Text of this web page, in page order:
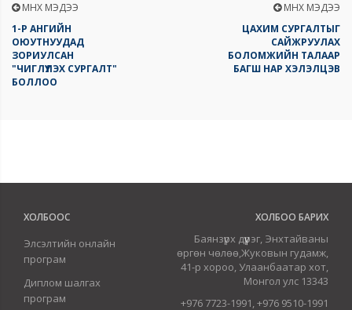
ӨМНӨХ МЭДЭЭ
1-Р АНГИЙН
ОЮУТНУУДАД
ЗОРИУЛСАН
"ЧИГЛҮҮЛЭХ СУРГАЛТ"
БОЛЛОО
ӨМНӨХ МЭДЭЭ
ЦАХИМ СУРГАЛТЫГ
САЙЖРУУЛАХ
БОЛОМЖИЙН ТАЛААР
БАГШ НАР ХЭЛЭЛЦЭВ
ХОЛБООС
Элсэлтийн онлайн
програм
Диплом шалгах
програм
ХОЛБОО БАРИХ
Баянзүрх дүүрэг, Энхтайваны
өргөн чөлөө,Жуковын гудамж,
41-р хороо, Улаанбаатар хот,
Монгол улс 13343
+976 7723-1991, +976 9510-1991